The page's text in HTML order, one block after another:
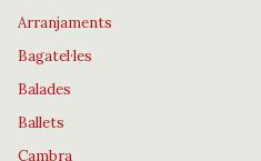
Arranjaments
Bagatel·les
Balades
Ballets
Cambra